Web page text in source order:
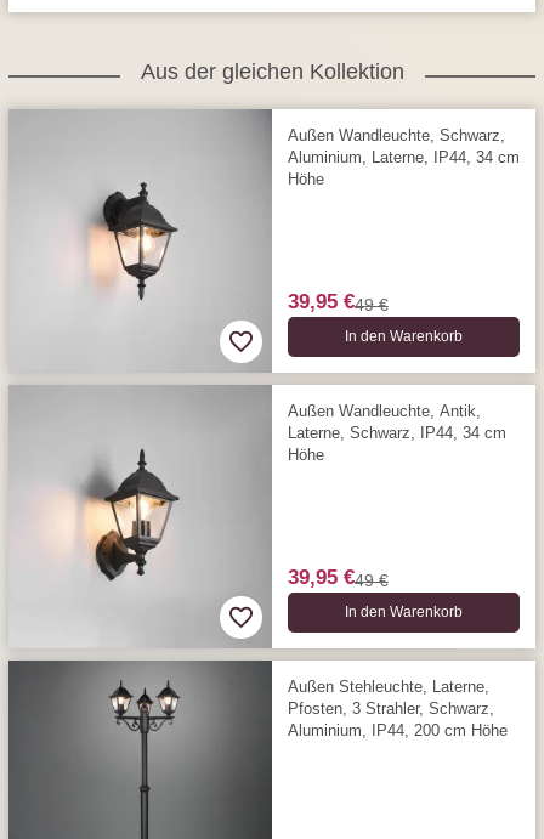
Aus der gleichen Kollektion
Außen Wandleuchte, Schwarz,
Aluminium, Laterne, IP44, 34 cm
Höhe
39,95 €49 €
In den Warenkorb
Außen Wandleuchte, Antik,
Laterne, Schwarz, IP44, 34 cm
Höhe
39,95 €49 €
In den Warenkorb
Außen Stehleuchte, Laterne,
Pfosten, 3 Strahler, Schwarz,
Aluminium, IP44, 200 cm Höhe